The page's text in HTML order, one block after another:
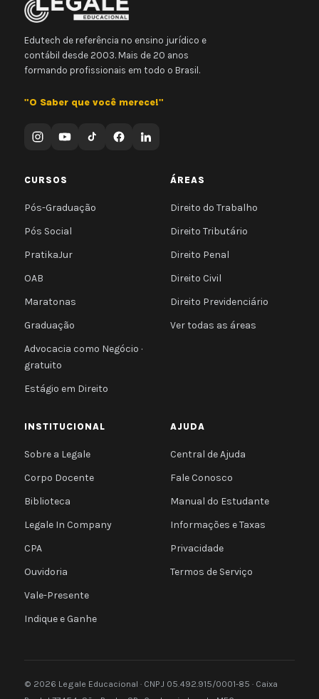
Edutech de referência no ensino jurídico e
contábil desde 2003. Mais de 20 anos
formando profissionais em todo o Brasil.
"O Saber que você merece!"
CURSOS
Pós-Graduação
Pós Social
PratikaJur
OAB
Maratonas
Graduação
Advocacia como Negócio ·
gratuito
Estágio em Direito
ÁREAS
Direito do Trabalho
Direito Tributário
Direito Penal
Direito Civil
Direito Previdenciário
Ver todas as áreas
INSTITUCIONAL
Sobre a Legale
Corpo Docente
Biblioteca
Legale In Company
CPA
Ouvidoria
Vale-Presente
Indique e Ganhe
AJUDA
Central de Ajuda
Fale Conosco
Manual do Estudante
Informações e Taxas
Privacidade
Termos de Serviço
© 2026 Legale Educacional · CNPJ 05.492.915/0001-85 · Caixa